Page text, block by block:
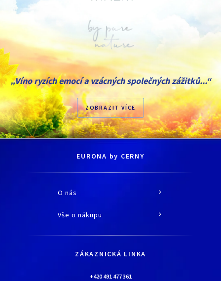
„Víno ryzích emocí a vzácných společných zážitků...“
ZOBRAZIT VÍCE
EURONA by CERNY
O nás
O společnosti
Kontaktní údaje
Bylo nebylo…
Vše o nákupu
Jak nakupovat
Nejčastěji kladené dotazy
ZÁKAZNICKÁ LINKA
+420 491 477 361